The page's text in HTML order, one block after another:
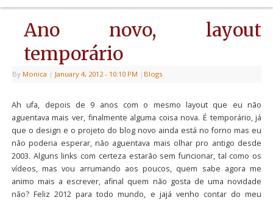
Ano novo, layout
temporário
By Monica | January 4, 2012 - 10:10 PM | Blogs
Ah ufa, depois de 9 anos com o mesmo layout que eu não
aguentava mais ver, finalmente alguma coisa nova. É temporário, já
que o design e o projeto do blog novo ainda está no forno mas eu
não poderia esperar, não aguentava mais olhar pro antigo desde
2003. Alguns links com certeza estarão sem funcionar, tal como os
vídeos, mas vou arrumando aos poucos, quem sabe agora me
animo mais a escrever, afinal quem não gosta de uma novidade
não? Feliz 2012 para todo mundo, e jajá venho contar do meu